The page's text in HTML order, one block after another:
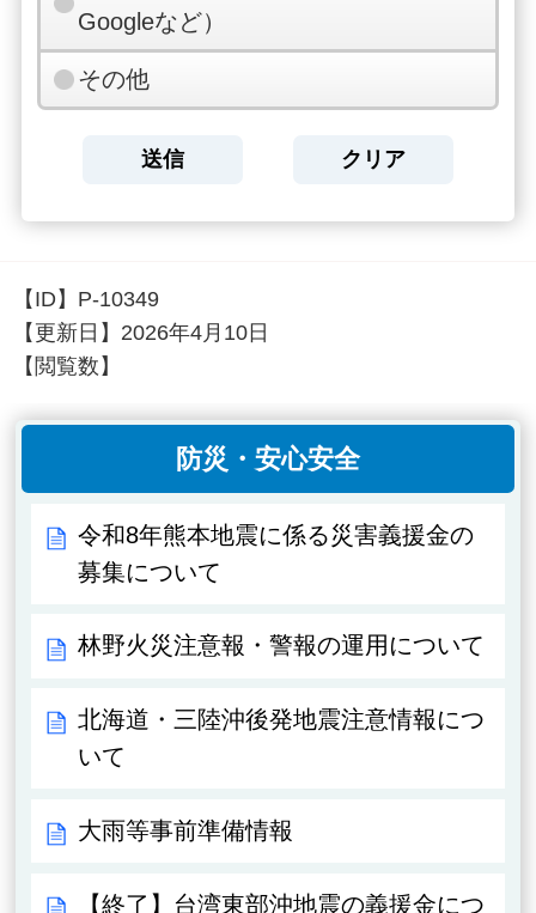
Googleなど）
その他
【ID】 P-10349
【更新日】 2026年4月10日
【閲覧数】
防災・安心安全
令和8年熊本地震に係る災害義援金の
募集について
林野火災注意報・警報の運用について
北海道・三陸沖後発地震注意情報につ
いて
大雨等事前準備情報
【終了】台湾東部沖地震の義援金につ